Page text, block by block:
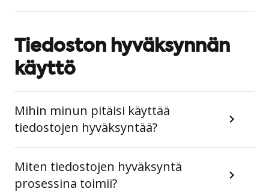
Tiedoston hyväksynnän
käyttö
Mihin minun pitäisi käyttää
tiedostojen hyväksyntää?
Miten tiedostojen hyväksyntä
prosessina toimii?